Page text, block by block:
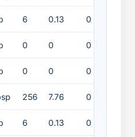
6 0.13 0
0 0 0
0 0 0
256 7.76 0
6 0.13 0